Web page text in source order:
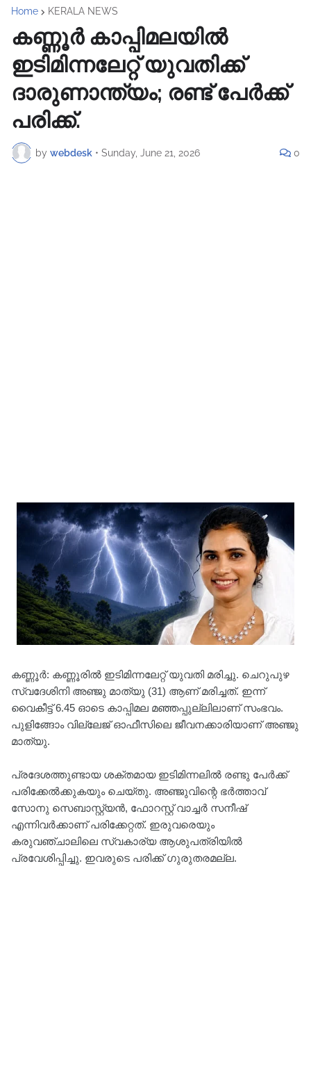
Home KERALA NEWS
കണ്ണൂർ കാപ്പിമലയിൽ
ഇടിമിന്നലേറ്റ് യുവതിക്ക്
ദാരുണാന്ത്യം; രണ്ട് പേർക്ക്
പരിക്ക്.
by webdesk • Sunday, June 21, 2026 0
കണ്ണൂർ: കണ്ണൂരിൽ ഇടിമിന്നലേറ്റ് യുവതി മരിച്ചു. ചെറുപുഴ
സ്വദേശിനി അഞ്ജു മാത്യു (31) ആണ് മരിച്ചത്. ഇന്ന്
വൈകീട്ട് 6.45 ഓടെ കാപ്പിമല മഞ്ഞപ്പുല്ലിലാണ് സംഭവം.
പുളിങ്ങോം വില്ലേജ് ഓഫീസിലെ ജീവനക്കാരിയാണ് അഞ്ജു
മാത്യു.
പ്രദേശത്തുണ്ടായ ശക്തമായ ഇടിമിന്നലിൽ രണ്ടു പേർക്ക്
പരിക്കേൽക്കുകയും ചെയ്തു. അഞ്ജുവിന്റെ ഭർത്താവ്
സോനു സെബാസ്റ്റ്യൻ, ഫോറസ്റ്റ് വാച്ചർ സനീഷ്
എന്നിവർക്കാണ് പരിക്കേറ്റത്. ഇരുവരെയും
കരുവഞ്ചാലിലെ സ്വകാര്യ ആശുപത്രിയിൽ
പ്രവേശിപ്പിച്ചു. ഇവരുടെ പരിക്ക് ഗുരുതരമല്ല.